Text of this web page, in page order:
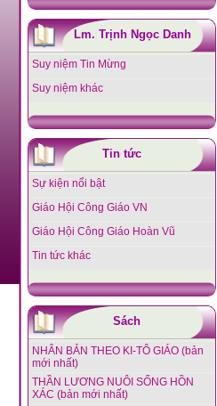
Lm. Trịnh Ngọc Danh
Suy niệm Tin Mừng
Suy niệm khác
Tin tức
Sự kiện nổi bật
Giáo Hội Công Giáo VN
Giáo Hội Công Giáo Hoàn Vũ
Tin tức khác
Sách
NHÂN BẢN THEO KI-TÔ GIÁO (bản
mới nhất)
THẦN LƯƠNG NUÔI SỐNG HỒN
XÁC (bản mới nhất)